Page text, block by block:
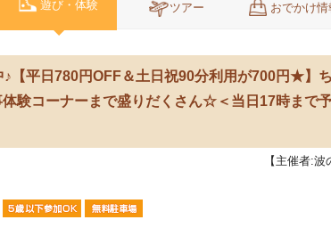
遊び・体験 ツアー おでかけ情
【平日780円OFF＆土日祝90分利用が700円★】
験コーナーまで盛りだくさん☆＜当日17時まで
【主催者: